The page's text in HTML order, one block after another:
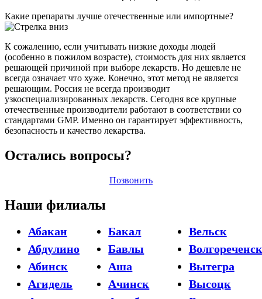
Какие препараты лучше отечественные или импортные?
К сожалению, если учитывать низкие доходы людей
(особенно в пожилом возрасте), стоимость для них является
решающей причиной при выборе лекарств. Но дешевле не
всегда означает что хуже. Конечно, этот метод не является
решающим. Россия не всегда производит
узкоспециализированных лекарств. Сегодня все крупные
отечественные производители работают в соответствии со
стандартами GMP. Именно он гарантирует эффективность,
безопасность и качество лекарства.
Остались вопросы?
Позвонить
Наши филиалы
Абакан
Абдулино
Абинск
Агидель
Бакал
Бавлы
Аша
Ачинск
Вельск
Волгореченск
Вытегра
Высоцк